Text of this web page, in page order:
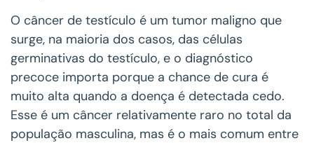
O câncer de testículo é um tumor maligno que
surge, na maioria dos casos, das células
germinativas do testículo, e o diagnóstico
precoce importa porque a chance de cura é
muito alta quando a doença é detectada cedo.
Esse é um câncer relativamente raro no total da
população masculina, mas é o mais comum entre